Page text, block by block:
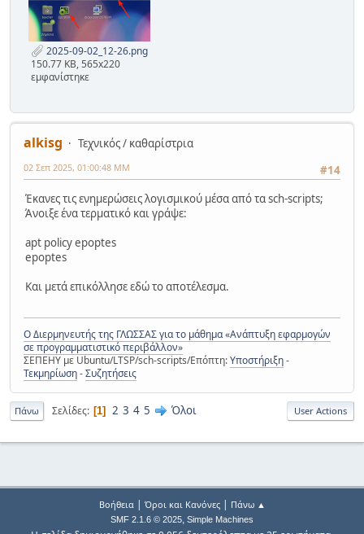
2025-09-02_12-26.png
150.77 KB, 565x220
εμφανίστηκε
alkisg
Τεχνικός / καθαρίστρια
#14
02 Σεπ 2025, 01:00:48 ΜΜ
Έκανες τις ενημερώσεις λογισμικού μέσα από τα sch-scripts;
Άνοιξε ένα τερματικό και γράψε:
apt policy epoptes
epoptes
Και μετά επικόλλησε εδώ το αποτέλεσμα.
Ο Διερμηνευτής της ΓΛΩΣΣΑΣ για το μάθημα «Ανάπτυξη εφαρμογών
σε προγραμματιστικό περιβάλλον»
ΣΕΠΕΗΥ με Ubuntu/LTSP/sch-scripts/Επόπτη:Υποστήριξη-
Τεκμηρίωση-Συζητήσεις
Πάνω Σελίδες 1 2 3 4 5 Όλοι User Actions
Βοήθεια| Όροι και Κανόνες| Πάνω ▲
SMF 2.1.6 © 2025, Simple Machines